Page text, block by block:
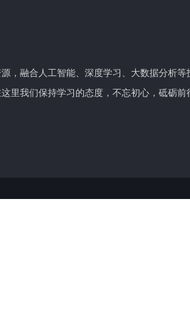
源，融合人工智能、深度学习、大数据分析
这里我们保持学习的态度，不忘初心，砥砺前